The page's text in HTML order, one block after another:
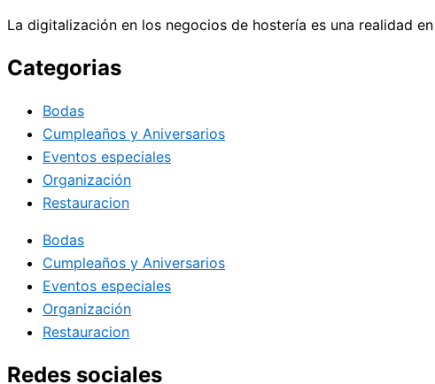
La digitalización en los negocios de hostería es una realidad
Categorias
Bodas
Cumpleaños y Aniversarios
Eventos especiales
Organización
Restauracion
Bodas
Cumpleaños y Aniversarios
Eventos especiales
Organización
Restauracion
Redes sociales